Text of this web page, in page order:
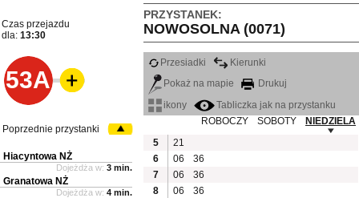
PRZYSTANEK:
NOWOSOLNA (0071)
Czas przejazdu
dla: 13:30
53A
Przesiadki
Kierunki
Pokaż na mapie
Drukuj
ikony
Tabliczka jak na przystanku
ROBOCZY
SOBOTY
NIEDZIELA
5
21
6
06
36
7
06
36
8
06
36
Poprzednie przystanki
Hiacyntowa NŻ
Dojeżdża w: 3 min.
Granatowa NŻ
Dojeżdża w: 4 min.